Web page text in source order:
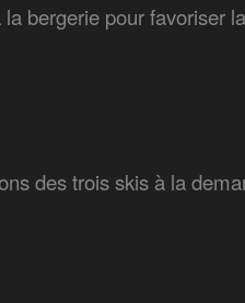
bergerie pour favoriser
des trois skis à la